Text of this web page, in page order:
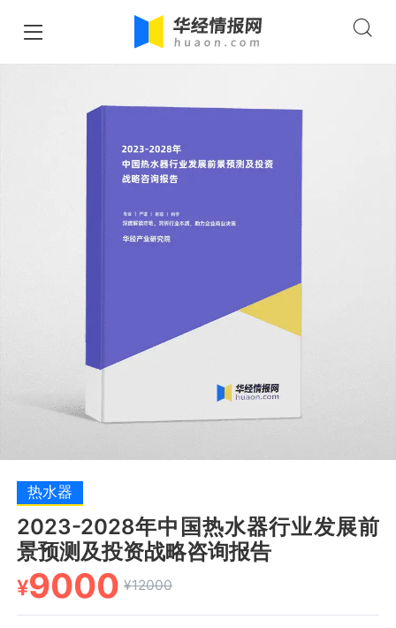
热水器
2023-2028年中国热水器行业发展前
景预测及投资战略咨询报告
¥9000 ¥12000